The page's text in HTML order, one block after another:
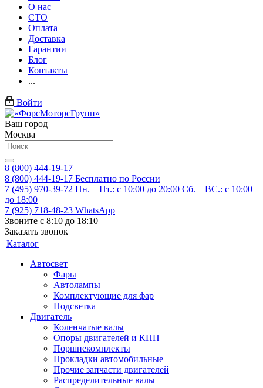
О нас
СТО
Оплата
Доставка
Гарантии
Блог
Контакты
...
Войти
Ваш город
Москва
8 (800) 444-19-17
8 (800) 444-19-17 Бесплатно по России
7 (495) 970-39-72 Пн. – Пт.: с 10:00 до 20:00 Сб. – ВС.: c 10:00
до 18:00
7 (925) 718-48-23 WhatsApp
Звоните с 8:10 до 18:10
Заказать звонок
Каталог
Автосвет
Фары
Автолампы
Комплектующие для фар
Подсветка
Двигатель
Коленчатые валы
Опоры двигателей и КПП
Поршнекомплекты
Прокладки автомобильные
Прочие запчасти двигателей
Распределительные валы